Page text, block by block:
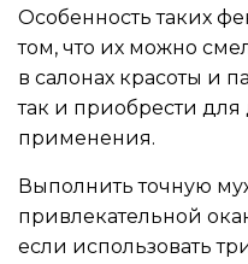
Особенность таких
том, что их можно
в салонах красоты и
так и приобрести
применения.
Выполнить точную
привлекательной
если использовать